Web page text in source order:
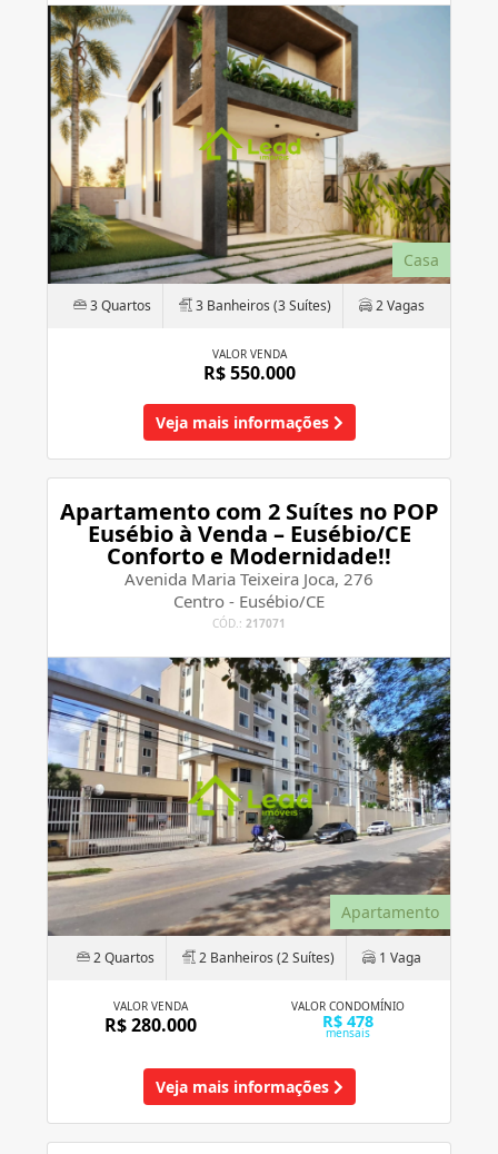
Casa
3 Quartos 3 Banheiros (3 Suítes) 2 Vagas
VALOR VENDA
R$ 550.000
Veja mais informações
Apartamento com 2 Suítes no POP
Eusébio à Venda – Eusébio/CE
Conforto e Modernidade!!
Avenida Maria Teixeira Joca, 276
Centro - Eusébio/CE
CÓD.: 217071
Apartamento
2 Quartos 2 Banheiros (2 Suítes) 1 Vaga
VALOR VENDA
R$ 280.000
VALOR CONDOMÍNIO
R$ 478
mensais
Veja mais informações